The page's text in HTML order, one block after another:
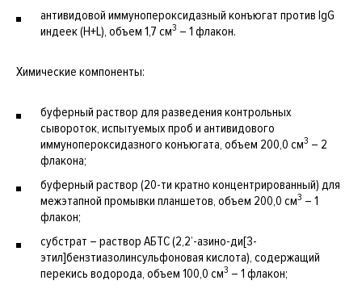
антивидовой иммунопероксидазный конъюгат против IgG
индеек (H+L), объем 1,7 см3 – 1 флакон.
Химические компоненты:
буферный раствор для разведения контрольных
сывороток, испытуемых проб и антивидового
иммунопероксидазного конъюгата, объем 200,0 см3 – 2
флакона;
буферный раствор (20-ти кратно концентрированный) для
межэтапной промывки планшетов, объем 200,0 см3 – 1
флакон;
субстрат – раствор АБТС (2,2’-азино-ди[3-
этил]бензтиазолинсульфоновая кислота), содержащий
перекись водорода, объем 100,0 см3 – 1 флакон;